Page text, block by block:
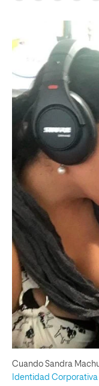
Cuando Sandra
Identidad Corporativa